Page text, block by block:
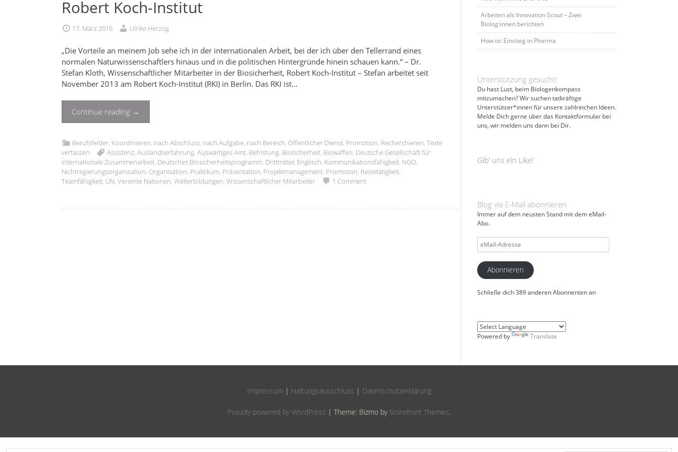
Robert Koch-Institut
17. März 2016 Ulrike Herzog
„Die Vorteile an meinem Job sehe ich in der internationalen Arbeit, bei der ich über den Tellerrand eines
normalen Naturwissenschaftlers hinaus und in die politischen Hintergründe hinein schauen kann.“ – Dr.
Stefan Kloth, Wissenschaftlicher Mitarbeiter in der Biosicherheit, Robert Koch-Institut – Stefan arbeitet seit
November 2013 am Robert Koch-Institut (RKI) in Berlin. Das RKI ist…
Continue reading →
Berufsfelder, Koordinieren, nach Abschluss, nach Aufgabe, nach Bereich, Öffentlicher Dienst, Promotion, Recherchieren, Texte
verfassen
Assistenz, Auslandserfahrung, Auswärtiges Amt, Befristung, Biosicherheit, Biowaffen, Deutsche Gesellschaft für
internationale Zusammenarbeit, Deutsches Biosicherheitsprogramm, Drittmittel, Englisch, Kommunikationsfähigkeit, NGO,
Nichtregierungsorganisation, Organisation, Praktikum, Präsentation, Projektmanagement, Promotion, Reisetätigkeit,
Teamfähigkeit, UN, Vereinte Nationen, Weiterbildungen, Wissenschaftlicher Mitarbeiter 1 Comment
Arbeiten als Innovation Scout – Zwei
Biolog:innen berichten
How to: Einstieg in Pharma
Unterstützung gesucht!
Du hast Lust, beim Biologenkompass
mitzumachen? Wir suchen tatkräftige
Unterstützer*innen für unsere zahlreichen Ideen.
Melde Dich gerne über das Kontaktformular bei
uns, wir melden uns dann bei Dir.
Gib‘ uns ein Like!
Blog via E-Mail abonnieren
Immer auf dem neusten Stand mit dem eMail-
Abo.
eMail-
Adresse
Abonnieren
Schließe dich 389 anderen Abonnenten an
Powered by Translate
Impressum | Haftungsausschluss | Datenschutzerklärung
Proudly powered by WordPress | Theme: Bizmo by Storefront Themes.